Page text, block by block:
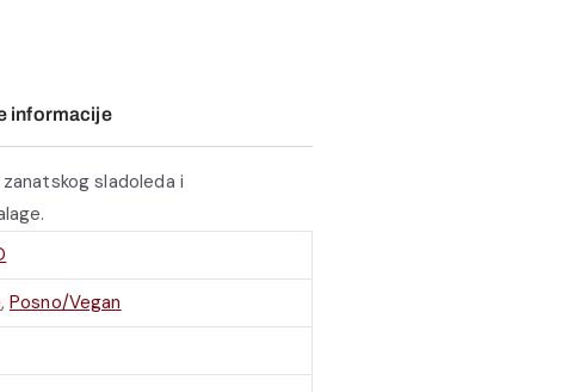
informacije
sladoleda i
, Posno/Vegan